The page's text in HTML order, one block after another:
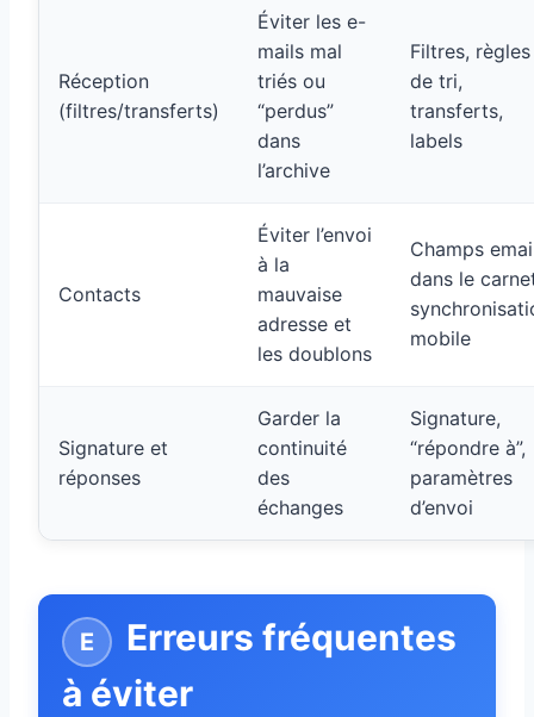
Réception
(filtres/transferts)
Éviter les e-
mails mal
triés ou
“perdus”
dans
l’archive
Filtres, règles
de tri,
transferts,
labels
Contacts
Éviter l’envoi
à la
mauvaise
adresse et
les doublons
Champs
dans le
mobile
Signature et
réponses
Garder la
continuité
des
échanges
Signature,
“répondre à”,
paramètres
d’envoi
Erreurs fréquentes
à éviter